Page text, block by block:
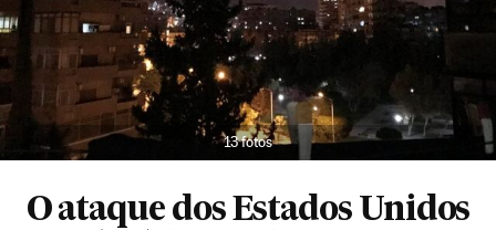
13 fotos
O ataque dos Estados Unidos